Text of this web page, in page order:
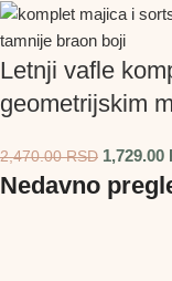
Letnji vafle
geometrijskim
2,470.00RSD 1,729.00
Nedavno